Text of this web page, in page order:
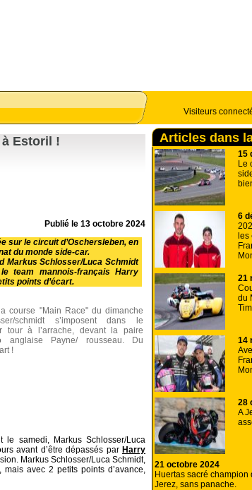
Estoril !
Publié le 13 octobre 2024
sur le circuit d’Oschersleben, en
du monde side-car.
Markus Schlosser/Luca Schmidt
team mannois-français Harry
points d’écart.
course "Main Race" du dimanche
schmidt s’imposent dans le
tour à l’arrache, devant la paire
anglaise Payne/ rousseau. Du
!
le samedi, Markus Schlosser/Luca
avant d’être dépassés par Harry
Markus Schlosser/Luca Schmidt,
avec 2 petits points d’avance,
Visiteurs
Articles dans
15
Le
6
21
du
14
28
A
21 octobre 2024
Huertas sacré
Jerez, sans panache.